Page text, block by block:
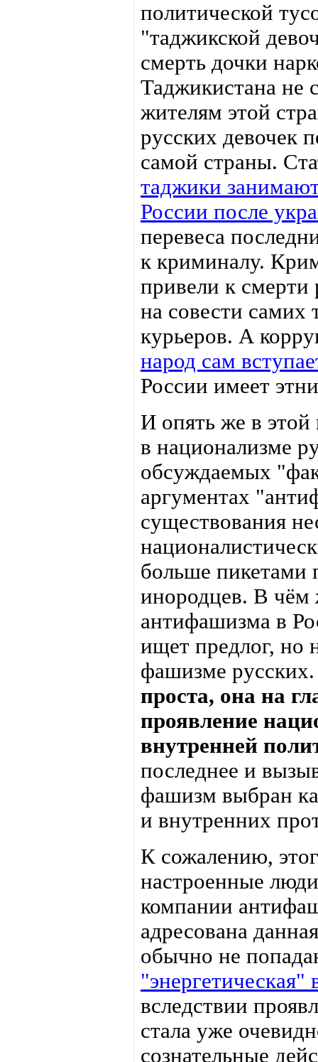
политической
"таджикской
смерть дочки
Таджикистана не
жителям этой
русских девочек
самой страны.
таджики
России после
перевеса
к криминалу.
привели к смерти
на совести самих
курьеров. А
народ сам
России имеет
И опять же в
в национализме
обсуждаемых
аргументах
существования
больше пикетами
инородцев. В
антифашизма в
ищет предлог, но
фашизме
проста, она на
проявление
внутренней
последнее и
фашизм выбран
и внутренних
К сожалению,
настроенные
компании
адресована
обычно не
"энергетическая"
вследствии
стала уже
сознательные